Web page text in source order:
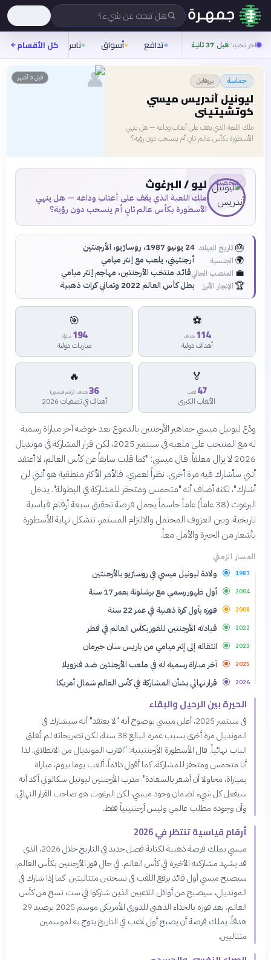
هل تبحث عن شيء؟
آخر تحديثقبل 37 ثانية تدافع أسواق ناس روح
كل الأقسام
حماسة بروفايل
ليونيل أندريس ميسي
كوتشيتيني
ملك اللعبة الذي يقف على أعتاب وداعه — هل ينهي
الأسطورة بكأس عالم ثانٍ أم ينسحب دون رؤية؟
قبل 3 أشهر 👤
شخصية ليو / البرغوث
ملك اللعبة الذي يقف على أعتاب وداعه — هل ينهي
الأسطورة بكأس عالم ثانٍ أم ينسحب دون رؤية؟
🎂تاريخ الميلاد 24 يونيو 1987، روسارّيو، الأرجنتين
🌍 الجنسية أرجنتيني، يلعب مع إنتر ميامي
💼 المنصب الحاليقائد منتخب الأرجنتين، مهاجم إنتر ميامي
🏆 الإنجاز الأبرز بطل كأس العالم 2022 وثماني كرات ذهبية
⚽
114 هدف
أهداف دولية
🎯
194 مباراة
مباريات دولية
🏅
47 لقب
الألقاب الكبرى
🔥
36هدف (رقم قياسي)
أهداف في تصفيات 2026
ودّع ليونيل ميسي جماهير الأرجنتين بالدموع بعد خوضه آخر مباراة رسمية
له مع المنتخب على ملعبه في سبتمبر 2025، لكن قرار المشاركة في مونديال
2026 لا يزال معلقاً. قال ميسي: "كما قلت سابقاً عن كأس العالم، لا أعتقد
أنني سأشارك فيه مرة أخرى. نظراً لعمري، فالأمر الأكثر منطقية هو أنني لن
أشارك"، لكنه أضاف أنه "متحمس ومتحفز للمشاركة في البطولة". يدخل
البرغوث (38 عاماً) عاماً حاسماً يحمل فرصة تحقيق سبعة أرقام قياسية
تاريخية، وبين العزوف المحتمل والالتزام المستمر، تتشكل نهاية الأسطورة
بأشعار من الحيرة والأمل معاً.
المسار الزمني
1987 ولادة ليونيل ميسي في روسارّيو بالأرجنتين
2004 أول ظهور رسمي مع برشلونة بعمر 17 سنة
2008 فوزه بأول كرة ذهبية في عمر 22 سنة
2022 قيادته الأرجنتين للفوز بكأس العالم في قطر
2023 انتقاله إلى إنتر ميامي من باريس سان جيرمان
2025 آخر مباراة رسمية له في ملعب الأرجنتين ضد فنزويلا
2026 قرار نهائي بشأن المشاركة في كأس العالم شمال أمريكا
الحيرة بين الرحيل والبقاء
في سبتمبر 2025، أعلن ميسي بوضوح أنه "لا يعتقد" أنه سيشارك في
المونديال مرة أخرى بسبب عمره البالغ 38 سنة، لكن تصريحاته لم تُغلق
الباب نهائياً. قال الأسطورة الأرجنتينية: "اقترب المونديال من الانطلاق، لذا
أنا متحمس ومتحفز للمشاركة. كما أقول دائماً، ألعب يوما بيوم، مباراة
بمباراة، محاولا أن أشعر بالسعادة". مدرب الأرجنتين ليونيل سكالوني أكد أنه
سيفعل كل شيء لضمان وجود ميسي، لكن البرغوث هو صاحب القرار النهائي،
وأن وجوده مطلب عالمي وليس أرجنتينياً فقط.
أرقام قياسية تنتظر في 2026
ميسي يملك فرصة ذهبية لكتابة فصل جديد في التاريخ خلال 2026، الذي
قد يشهد مشاركته الأخيرة في كأس العالم. في حال فوز الأرجنتين بكأس العالم،
سيصبح ميسي أول قائد يرفع اللقب في نسختين متتاليتين. كما إذا شارك في
المونديال، سيصبح من أوائل اللاعبين الذين شاركوا في ست نسخ من كأس
العالم. بعد فوزه بالحذاء الذهبي للدوري الأمريكي موسم 2025 برصيد 29
هدفاً، يملك فرصة أن يصبح أول لاعب في التاريخ يتوج به لموسمين
متتاليين.